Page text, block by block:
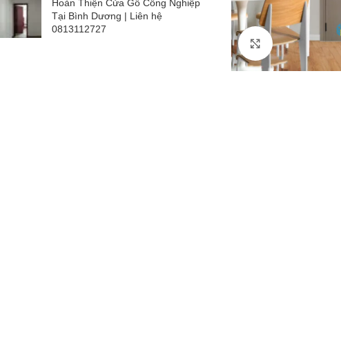
Hoàn Thiện Cửa Gỗ Công Nghiệp
Tại Bình Dương | Liên hệ
0813112727
Click to enlarge